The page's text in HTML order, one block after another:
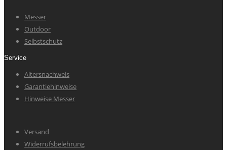
Messer
Outdoor
Selbstschutz
Service
Altersnachweis
Garantiehinweise
Hinweise Messer
Versand
Widerrufsbelehrung